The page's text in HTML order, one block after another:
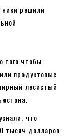
решили
того чтобы
продуктовые
лесистый
что
тысяч долларов